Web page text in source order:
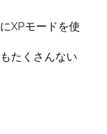
XPモードを使
たくさんない